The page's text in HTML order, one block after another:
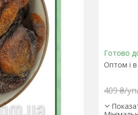
Готово
Оптом і в
409 ₴/